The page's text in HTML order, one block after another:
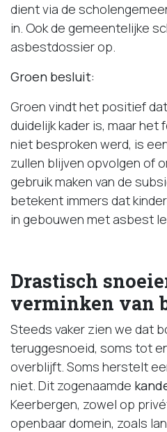
dient via de
in. Ook de gemeentelijke
asbestdossier op.
Groen besluit:
Groen vindt het positief
duidelijk kader is, maar het
niet besproken werd, is
zullen blijven opvolgen of
gebruik maken van de
betekent immers dat
in gebouwen met asbest
Drastisch
verminken van
Steeds vaker zien we dat
teruggesnoeid, soms tot
overblijft. Soms herstelt
niet. Dit zogenaamde
Keerbergen, zowel op
openbaar domein, zoals